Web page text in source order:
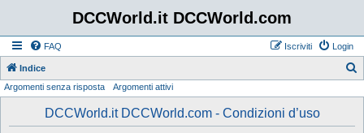
DCCWorld.it DCCWorld.com
FAQ Login
Iscriviti
Indice
Argomenti senza risposta Argomenti attivi
DCCWorld.it DCCWorld.com - Condizioni d’uso